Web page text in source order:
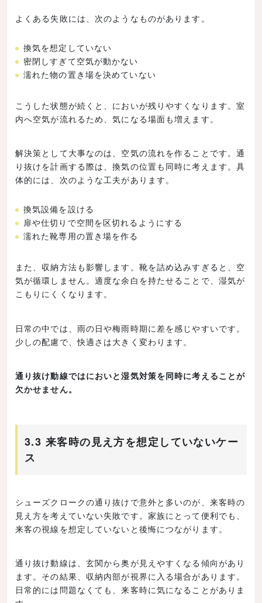
よくある失敗には、次のようなものがあります。
換気を想定していない
密閉しすぎて空気が動かない
濡れた物の置き場を決めていない
こうした状態が続くと、においが残りやすくなります。室
内へ空気が流れるため、気になる場面も増えます。
解決策として大事なのは、空気の流れを作ることです。通
り抜けを計画する際は、換気の位置も同時に考えます。具
体的には、次のような工夫があります。
換気設備を設ける
扉や仕切りで空間を区切れるようにする
濡れた靴専用の置き場を作る
また、収納方法も影響します。靴を詰め込みすぎると、空
気が循環しません。適度な余白を持たせることで、湿気が
こもりにくくなります。
日常の中では、雨の日や梅雨時期に差を感じやすいです。
少しの配慮で、快適さは大きく変わります。
通り抜け動線ではにおいと湿気対策を同時に考えることが
欠かせません。
3.3 来客時の見え方を想定していないケー
ス
シューズクロークの通り抜けで意外と多いのが、来客時の
見え方を考えていない失敗です。家族にとって便利でも、
来客の視線を想定していないと後悔につながります。
通り抜け動線は、玄関から奥が見えやすくなる傾向があり
ます。その結果、収納内部が視界に入る場合があります。
日常的には問題なくても、来客時に気になることがありま